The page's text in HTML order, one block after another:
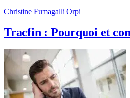
Christine Fumagalli Orpi
Tracfin : Pourquoi et